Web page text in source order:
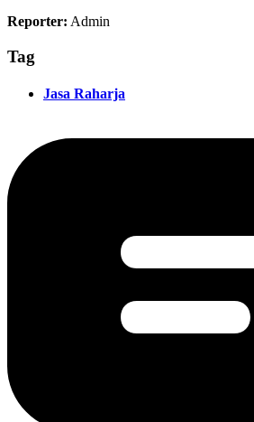
Reporter: Admin
Tag
Jasa Raharja